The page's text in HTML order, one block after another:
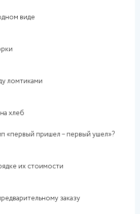
виде
ломтиками
хлеб
«первый пришел – первый ушел»?
их стоимости
заказу